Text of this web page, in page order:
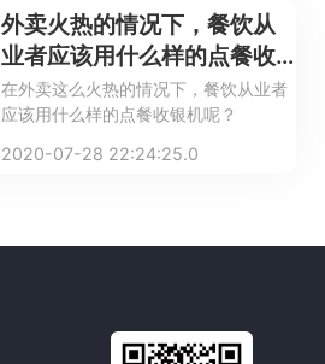
外卖火热的情况下，餐饮从
业者应该用什么样的点餐收
银机
在外卖这么火热的情况下，餐饮从业者
应该用什么样的点餐收银机呢？
2020-07-28 22:24:25.0